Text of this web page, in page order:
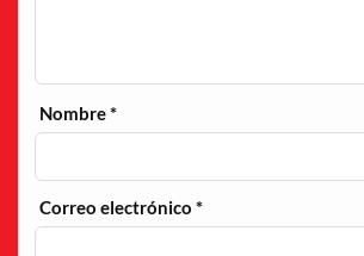
Nombre*
Correo electrónico*